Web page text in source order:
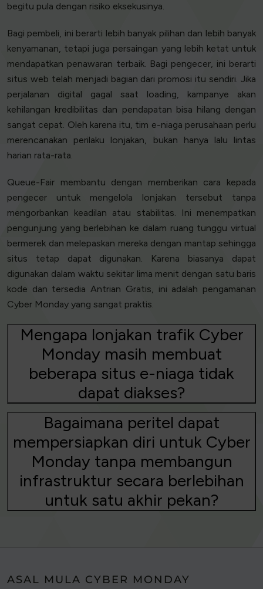
begitu pula dengan risiko eksekusinya.
Bagi pembeli, ini berarti lebih banyak pilihan dan lebih banyak
kenyamanan, tetapi juga persaingan yang lebih ketat untuk
mendapatkan penawaran terbaik. Bagi pengecer, ini berarti
situs web telah menjadi bagian dari promosi itu sendiri. Jika
perjalanan digital gagal saat loading, kampanye akan
kehilangan kredibilitas dan pendapatan bisa hilang dengan
sangat cepat. Oleh karena itu, tim e-niaga perusahaan perlu
merencanakan perilaku lonjakan, bukan hanya lalu lintas
harian rata-rata.
Queue-Fair membantu dengan memberikan cara kepada
pengecer untuk mengelola lonjakan tersebut tanpa
mengorbankan keadilan atau stabilitas. Ini menempatkan
pengunjung yang berlebihan ke dalam ruang tunggu virtual
bermerek dan melepaskan mereka dengan mantap sehingga
situs tetap dapat digunakan. Karena biasanya dapat
digunakan dalam waktu sekitar lima menit dengan satu baris
kode dan tersedia Antrian Gratis, ini adalah pengamanan
Cyber Monday yang sangat praktis.
Mengapa lonjakan trafik Cyber
Monday masih membuat
beberapa situs e-niaga tidak
dapat diakses?
Bagaimana peritel dapat
mempersiapkan diri untuk Cyber
Monday tanpa membangun
infrastruktur secara berlebihan
untuk satu akhir pekan?
ASAL MULA CYBER MONDAY